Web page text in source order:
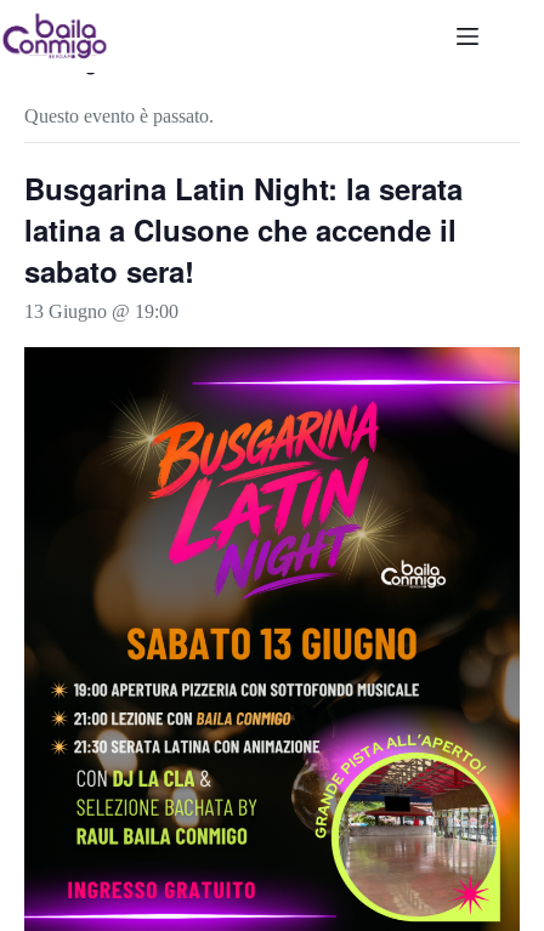
Salta
al
contenuto
« Tutti gli Eventi
Questo evento è passato.
Busgarina Latin Night: la serata
latina a Clusone che accende il
sabato sera!
13 Giugno @ 19:00